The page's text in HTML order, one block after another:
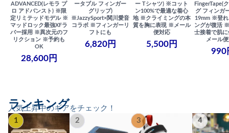
ADVANCED(レモラ プ
ロ アドバンスト) ※限
定リミテッドモデル ※
マッドロック最強XFラ
バー採用 ※異次元のフ
リクション ※予約も
OK
28,600円
ータブル フィンガー
グリップ)
※JazzySport×関川愛音
コラボ ※フィンガーリ
フトにも
6,820円
ー Tシャツ) ※コット
ン100%で最適な着心
地 ※クライミングの本
質を胸に表現 ※メール
便対応
5,500円
FingerTape(
グ フィンガ
19mm ※登れ
ングが復活
士接着で肌
メール
990
人気上昇中のギアをチェック！
ランキング
1 2 3 4